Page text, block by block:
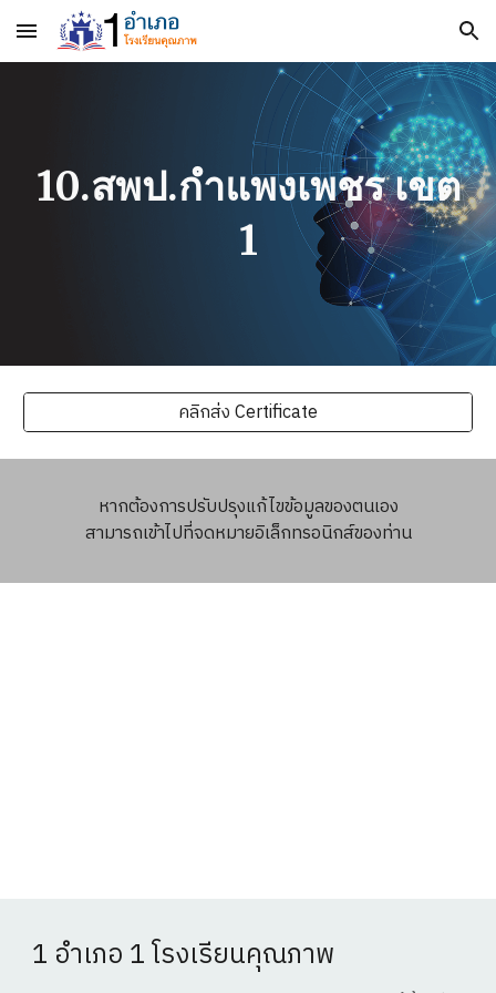
Skip to main content Skip to navigation
10.สพป.กำแพงเพชร เขต
1
คลิกส่ง Certificate
หากต้องการปรับปรุงแก้ไขข้อมูลของตนเอง
สามารถเข้าไปที่จดหมายอิเล็กทรอนิกส์ของท่าน
1 อำเภอ 1 โรงเรียนคุณภาพ